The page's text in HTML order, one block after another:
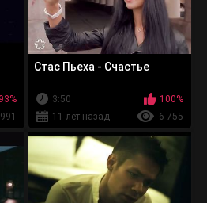
93%
Стас Пьеха - Счастье
3:50
100%
11 лет назад
6 755